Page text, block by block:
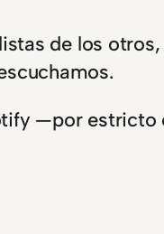
de los
—por estricto